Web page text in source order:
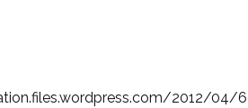
2012/04/